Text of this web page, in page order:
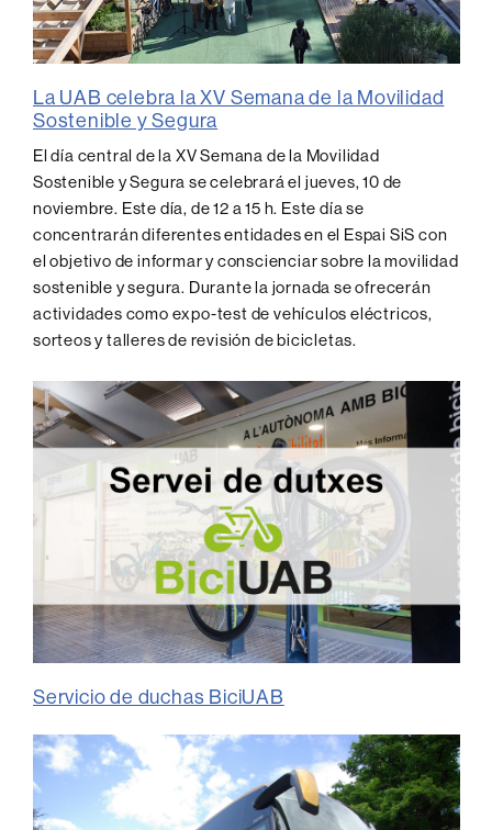
La UAB celebra la XV Semana de la Movilidad
Sostenible y Segura
El día central de la XV Semana de la Movilidad
Sostenible y Segura se celebrará el jueves, 10 de
noviembre. Este día, de 12 a 15 h. Este día se
concentrarán diferentes entidades en el Espai SiS con
el objetivo de informar y conscienciar sobre la movilidad
sostenible y segura. Durante la jornada se ofrecerán
actividades como expo-test de vehículos eléctricos,
sorteos y talleres de revisión de bicicletas.
Servicio de duchas BiciUAB